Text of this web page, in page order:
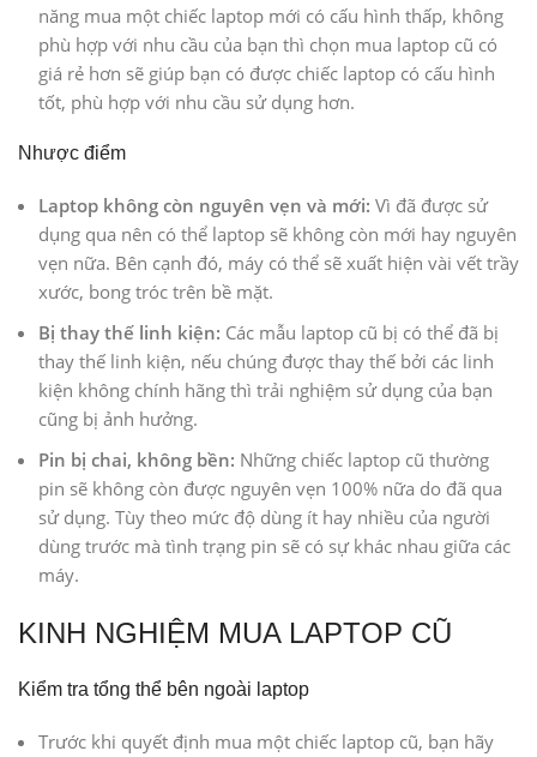
năng mua một chiếc laptop mới có cấu hình thấp, không
phù hợp với nhu cầu của bạn thì chọn mua laptop cũ có
giá rẻ hơn sẽ giúp bạn có được chiếc laptop có cấu hình
tốt, phù hợp với nhu cầu sử dụng hơn.
Nhược điểm
Laptop không còn nguyên vẹn và mới: Vì đã được sử
dụng qua nên có thể laptop sẽ không còn mới hay nguyên
vẹn nữa. Bên cạnh đó, máy có thể sẽ xuất hiện vài vết trầy
xước, bong tróc trên bề mặt.
Bị thay thế linh kiện: Các mẫu laptop cũ bị có thể đã bị
thay thế linh kiện, nếu chúng được thay thế bởi các linh
kiện không chính hãng thì trải nghiệm sử dụng của bạn
cũng bị ảnh hưởng.
Pin bị chai, không bền: Những chiếc laptop cũ thường
pin sẽ không còn được nguyên vẹn 100% nữa do đã qua
sử dụng. Tùy theo mức độ dùng ít hay nhiều của người
dùng trước mà tình trạng pin sẽ có sự khác nhau giữa các
máy.
KINH NGHIỆM MUA LAPTOP CŨ
Kiểm tra tổng thể bên ngoài laptop
Trước khi quyết định mua một chiếc laptop cũ, bạn hãy